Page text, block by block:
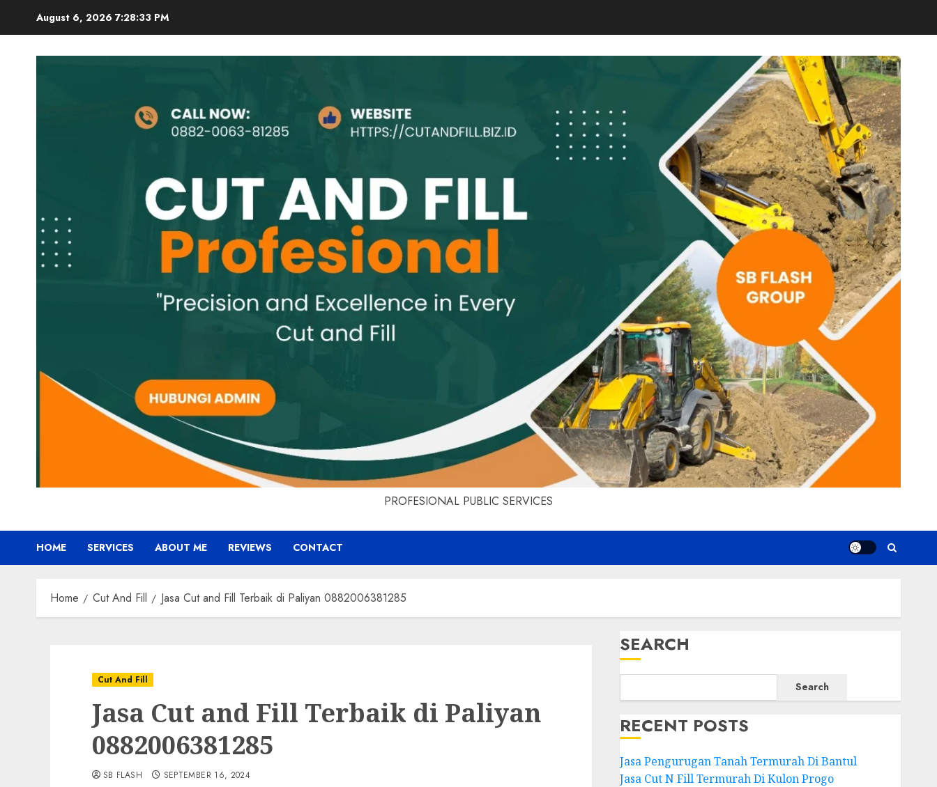
August 6, 2026 7:28:34 PM
PROFESIONAL PUBLIC SERVICES
HOME SERVICES ABOUT ME REVIEWS CONTACT
Home Cut And Fill Jasa Cut and Fill Terbaik di Paliyan 0882006381285
Cut And Fill
Jasa Cut and Fill Terbaik di Paliyan
0882006381285
SB FLASH SEPTEMBER 16, 2024
SEARCH
Search
RECENT POSTS
Jasa Pengurugan Tanah Termurah Di Bantul
Jasa Cut N Fill Termurah Di Kulon Progo